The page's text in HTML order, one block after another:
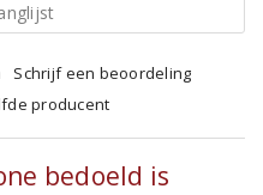
Schrijf een beoordeling
producent
bedoeld is